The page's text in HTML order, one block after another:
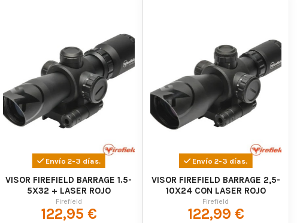
Envío 2-3 días.
VISOR FIREFIELD BARRAGE 1.5-
5X32 + LASER ROJO
Firefield
122,95 €
Envío 2-3 días.
VISOR FIREFIELD BARRAGE 2,5-
10X24 CON LASER ROJO
Firefield
122,99 €